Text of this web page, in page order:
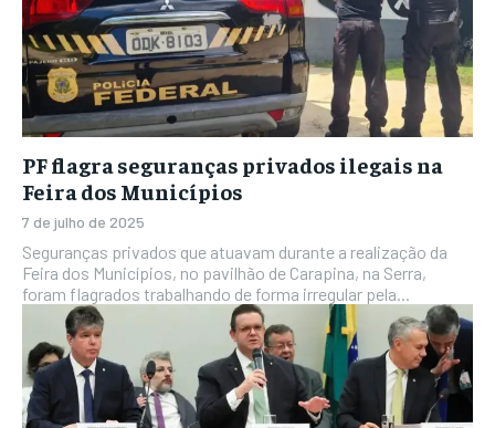
PF flagra seguranças privados ilegais na
Feira dos Municípios
7 de julho de 2025
Seguranças privados que atuavam durante a realização da
Feira dos Municípios, no pavilhão de Carapina, na Serra,
foram flagrados trabalhando de forma irregular pela...